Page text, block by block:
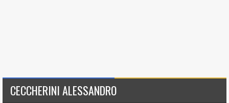
CECCHERINI ALESSANDRO